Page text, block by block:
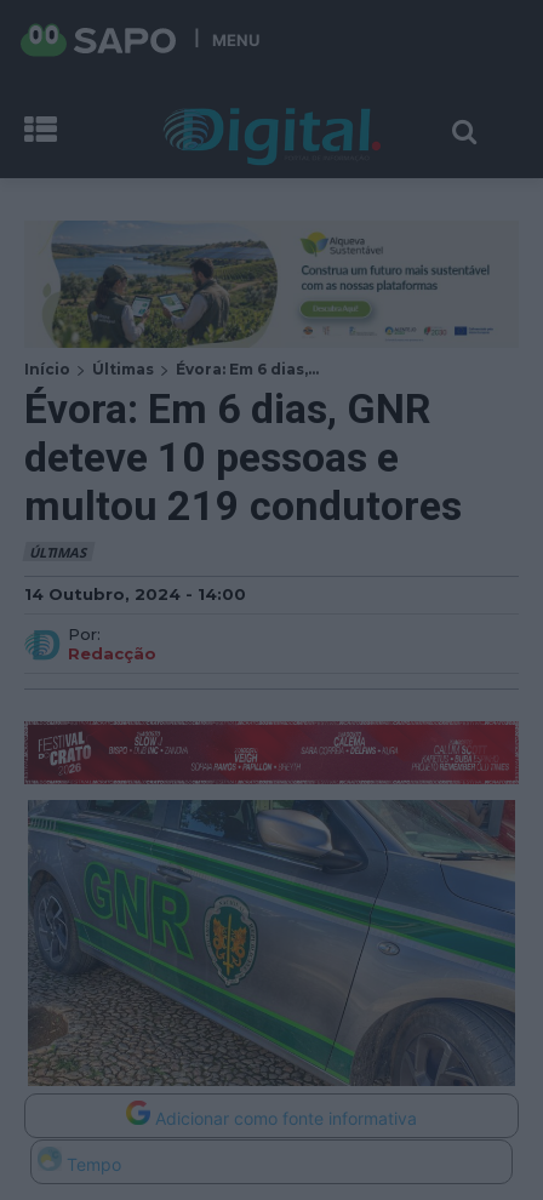
MENU
Início Últimas Évora: Em 6 dias,...
Évora: Em 6 dias, GNR
deteve 10 pessoas e
multou 219 condutores
ÚLTIMAS
14 Outubro, 2024 - 14:00
Por:
Redacção
Adicionar como fonte informativa
Tempo